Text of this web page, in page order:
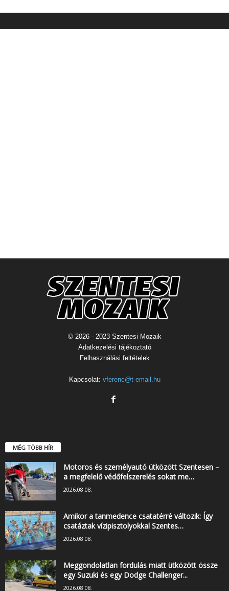
© 2026 - 2023 Szentesi Mozaik
Adatkezelési tájékoztató
Felhasználási feltételek
Kapcsolat: vferenc@t-email.hu
MÉG TÖBB HÍR
Motoros és személyautó ütközött Szentesen –
a megfelelő védőfelszerelés sokat me…
2026.08.08.
Amikor a tanmedence csatatérré változik: Így
csatáztak vízipisztolyokkal Szentes…
2026.08.08.
Meggondolatlan fordulás miatt ütközött össze
egy Suzuki és egy Dodge Challenger...
2026.08.08.